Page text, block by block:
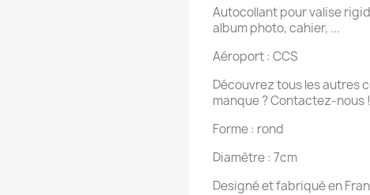
Autocollant pour valise
album photo, cahier, ...
Aéroport : CCS
Découvrez tous les autres
manque ? Contactez-nous !
Forme : rond
Diamètre : 7cm
Designé et fabriqué en